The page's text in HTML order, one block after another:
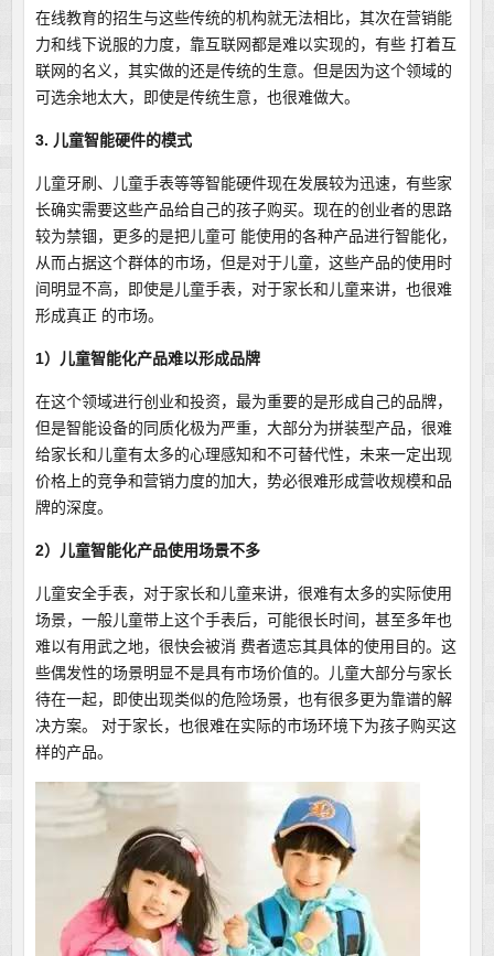
在线教育的招生与这些传统的机构就无法相比，其次在营销能
力和线下说服的力度，靠互联网都是难以实现的，有些 打着互
联网的名义，其实做的还是传统的生意。但是因为这个领域的
可选余地太大，即使是传统生意，也很难做大。
3. 儿童智能硬件的模式
儿童牙刷、儿童手表等等智能硬件现在发展较为迅速，有些家
长确实需要这些产品给自己的孩子购买。现在的创业者的思路
较为禁锢，更多的是把儿童可 能使用的各种产品进行智能化，
从而占据这个群体的市场，但是对于儿童，这些产品的使用时
间明显不高，即使是儿童手表，对于家长和儿童来讲，也很难
形成真正 的市场。
1）儿童智能化产品难以形成品牌
在这个领域进行创业和投资，最为重要的是形成自己的品牌，
但是智能设备的同质化极为严重，大部分为拼装型产品，很难
给家长和儿童有太多的心理感知和不可替代性，未来一定出现
价格上的竞争和营销力度的加大，势必很难形成营收规模和品
牌的深度。
2）儿童智能化产品使用场景不多
儿童安全手表，对于家长和儿童来讲，很难有太多的实际使用
场景，一般儿童带上这个手表后，可能很长时间，甚至多年也
难以有用武之地，很快会被消 费者遗忘其具体的使用目的。这
些偶发性的场景明显不是具有市场价值的。儿童大部分与家长
待在一起，即使出现类似的危险场景，也有很多更为靠谱的解
决方案。 对于家长，也很难在实际的市场环境下为孩子购买这
样的产品。